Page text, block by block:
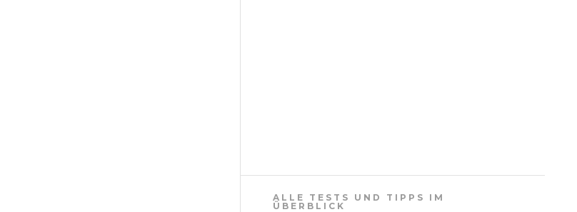
ALLE TESTS UND TIPPS IM
ÜBERBLICK